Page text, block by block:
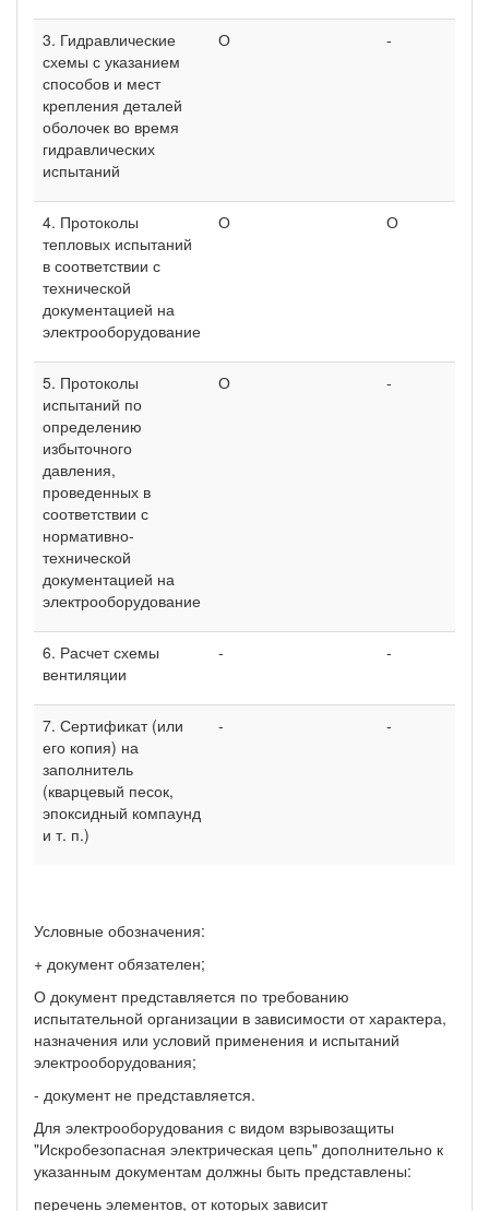
3. Гидравлические
схемы с указанием
способов и мест
крепления деталей
оболочек во время
гидравлических
испытаний
О -
4. Протоколы
тепловых испытаний
в соответствии с
технической
документацией на
электрооборудование
О О
5. Протоколы
испытаний по
определению
избыточного
давления,
проведенных в
соответствии с
нормативно-
технической
документацией на
электрооборудование
О -
6. Расчет схемы
вентиляции
- -
7. Сертификат (или
его копия) на
заполнитель
(кварцевый песок,
эпоксидный компаунд
и т. п.)
- -
Условные обозначения:
+ документ обязателен;
О документ представляется по требованию
испытательной организации в зависимости от характера,
назначения или условий применения и испытаний
электрооборудования;
- документ не представляется.
Для электрооборудования с видом взрывозащиты
"Искробезопасная электрическая цепь" дополнительно к
указанным документам должны быть представлены:
перечень элементов, от которых зависит